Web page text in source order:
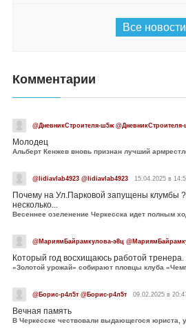
Все новости
Комментарии
@ДневникСтроителя-ш5ж
Молодец
Альберт Кенжев вновь признан лучший
@lidiavlab4923 @lidiavlab4923 15.04.2025 в
Почему на Ул.Парковой запущены клумбы
несколько...
Весеннее озеленение Черкесска идет полным
@МариямБайрамкулова-э8ц
Который год восхищаюсь работой
«Золотой урожай» собирают пловцы клуба
@Борис-р4л5т @Борис-р4л5т 09.02.2025 в
Вечная память